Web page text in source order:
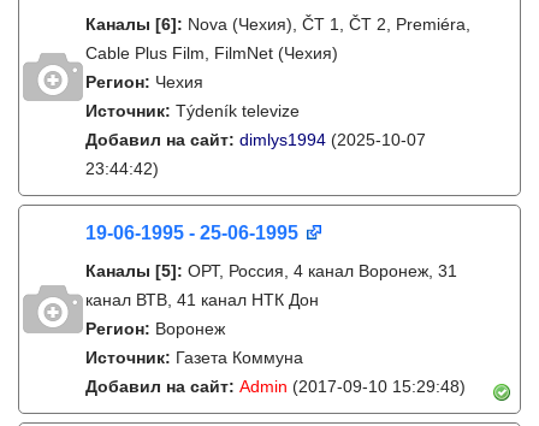
Каналы [6]: Nova (Чехия), ČT 1, ČT 2, Premiéra,
Cable Plus Film, FilmNet (Чехия)
Регион: Чехия
Источник: Týdeník televize
Добавил на сайт: dimlys1994 (2025-10-07
23:44:42)
19-06-1995 - 25-06-1995
Каналы [5]: ОРТ, Россия, 4 канал Воронеж, 31
канал ВТВ, 41 канал НТК Дон
Регион: Воронеж
Источник: Газета Коммуна
Добавил на сайт: Admin (2017-09-10 15:29:48)